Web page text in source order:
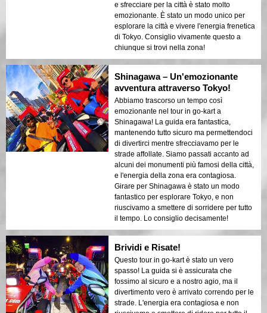
e sfrecciare per la città è stato molto
emozionante. È stato un modo unico per
esplorare la città e vivere l'energia frenetica
di Tokyo. Consiglio vivamente questo a
chiunque si trovi nella zona!
Shinagawa – Un'emozionante
avventura attraverso Tokyo!
Abbiamo trascorso un tempo così
emozionante nel tour in go-kart a
Shinagawa! La guida era fantastica,
mantenendo tutto sicuro ma permettendoci
di divertirci mentre sfrecciavamo per le
strade affollate. Siamo passati accanto ad
alcuni dei monumenti più famosi della città,
e l'energia della zona era contagiosa.
Girare per Shinagawa è stato un modo
fantastico per esplorare Tokyo, e non
riuscivamo a smettere di sorridere per tutto
il tempo. Lo consiglio decisamente!
Brividi e Risate!
Questo tour in go-kart è stato un vero
spasso! La guida si è assicurata che
fossimo al sicuro e a nostro agio, ma il
divertimento vero è arrivato correndo per le
strade. L'energia era contagiosa e non